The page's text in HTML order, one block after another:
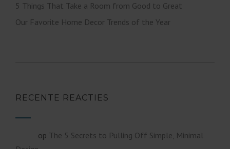
5 Things That Take a Room from Good to Great
Our Favorite Home Decor Trends of the Year
RECENTE REACTIES
op The 5 Secrets to Pulling Off Simple, Minimal